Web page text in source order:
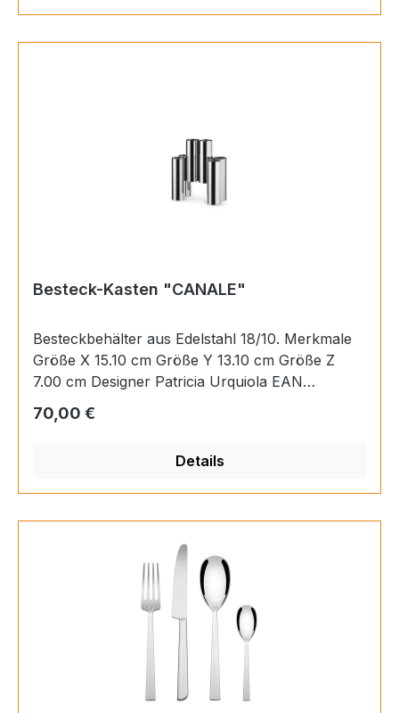
Besteck-Kasten "CANALE"
Besteckbehälter aus Edelstahl 18/10. Merkmale
Größe X 15.10 cm Größe Y 13.10 cm Größe Z
7.00 cm Designer Patricia Urquiola EAN
15.10 cm
Regulärer Preis:
70,00 €
Details